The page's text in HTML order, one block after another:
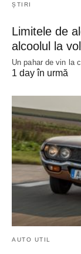
ȘTIRI
Limitele de
alcoolul la
Un pahar de vin la
1 day în urmă
AUTO UTIL